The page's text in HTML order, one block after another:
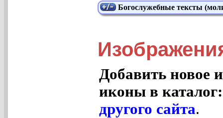
Богослужебные тексты
Добавить новое
иконы в
другого сайта.